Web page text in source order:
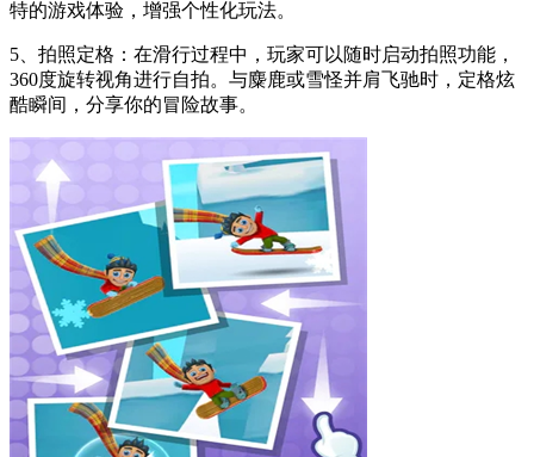
特的游戏体验，增强个性化玩法。
5、拍照定格：在滑行过程中，玩家可以随时启动拍照功能，
360度旋转视角进行自拍。与麋鹿或雪怪并肩飞驰时，定格炫
酷瞬间，分享你的冒险故事。